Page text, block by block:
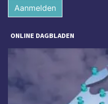
Aanmelden
ONLINE DAGBLADEN